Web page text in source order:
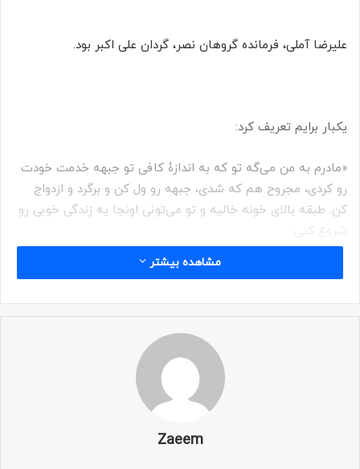
علیرضا آملی، فرمانده گروهان نصر، گردان علی اکبر بود.
یکبار برایم تعریف کرد:
«مادرم به من می‌گه تو که به اندازۀ کافی تو جبهه خدمت خودت
رو کردی، مجروح هم که شدی، جبهه رو ول کن و برگرد و ازدواج
کن. طبقه بالای خونه خالیه و تو می‌تونی اونجا یه زندگی خوبی رو
شروع کنی.
من هم به مادرم گفتم من یه درخواست دارم، اگه درخواست من
مادرم پرسید: درخواست تو چیه؟!… هر درخواستی باشه قبول
به مادرم گفتم: حرفت رو قبول می‌کنم، به شرطی که دوستانی که
تو جبهه دارم رو به شهر برگردونی!
مشاهده بیشتر
Zaeem